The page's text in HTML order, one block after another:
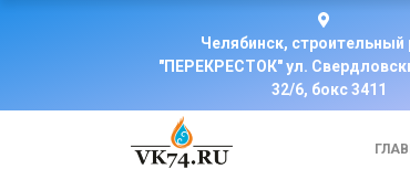
Челябинск,
"ПЕРЕКРЕСТОК" ул.
32/6, бокс 3411